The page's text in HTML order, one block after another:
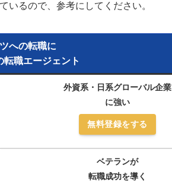
いるので、参考にしてください。
ツへの転職に
転職エージェント
外資系・日系グローバル企業
に強い
無料登録をする
ベテランが
転職成功を導く